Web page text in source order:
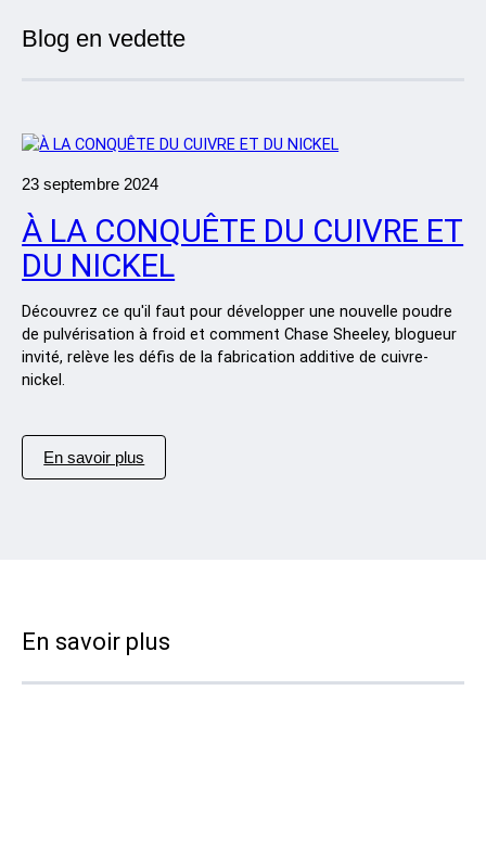
Contact
Suivez-nous
X Facebook LinkedIn YouTube
Blog en vedette
23 septembre 2024
À LA CONQUÊTE DU CUIVRE ET
DU NICKEL
Découvrez ce qu'il faut pour développer une nouvelle poudre
de pulvérisation à froid et comment Chase Sheeley, blogueur
invité, relève les défis de la fabrication additive de cuivre-
nickel.
En savoir plus
En savoir plus